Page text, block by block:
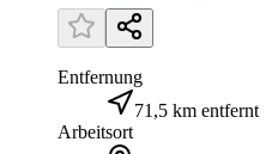
Entfernung
71,5 km entfernt
Arbeitsort